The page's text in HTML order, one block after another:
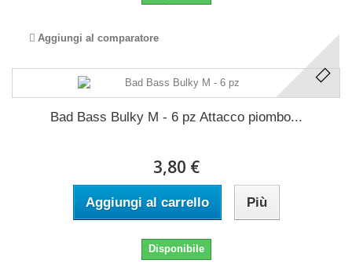
Aggiungi al comparatore
Bad Bass Bulky M - 6 pz Attacco piombo...
3,80 €
Aggiungi al carrello Più
Disponibile